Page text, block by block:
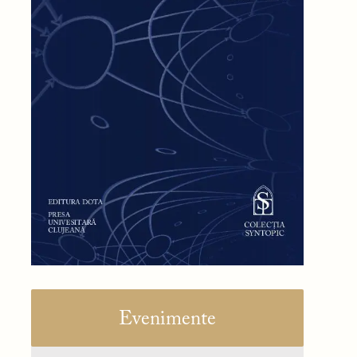
Evenimente